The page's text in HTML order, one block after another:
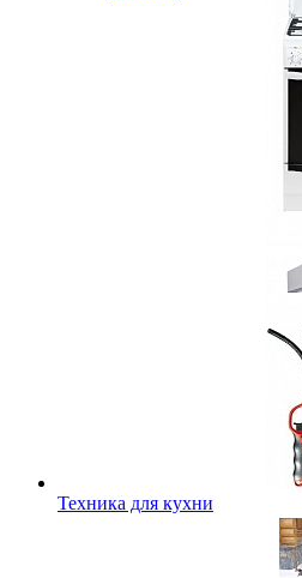
Техника для кухни